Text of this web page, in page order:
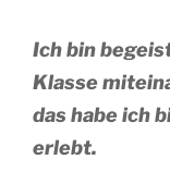
Ich bin
Klasse
das habe ich
erlebt.